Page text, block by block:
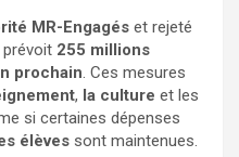
MR-Engagés et rejeté
prévoit 255 millions
prochain. Ces mesures
, la culture et les
si certaines dépenses
élèves sont maintenues.